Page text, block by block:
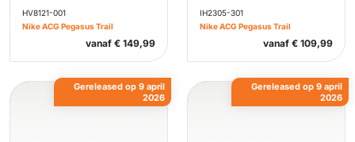
HV8121-001
Nike ACG Pegasus Trail
vanaf € 149,99
IH2305-301
Nike ACG Pegasus Trail
vanaf € 109,99
Gereleased op 9 april
2026
Gereleased op 9 april
2026